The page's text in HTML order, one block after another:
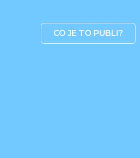
CO JE TO PUBLI?